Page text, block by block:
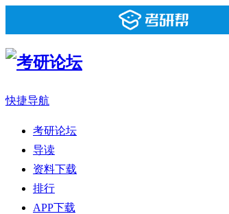
快捷导航
考研论坛
导读
资料下载
排行
APP下载